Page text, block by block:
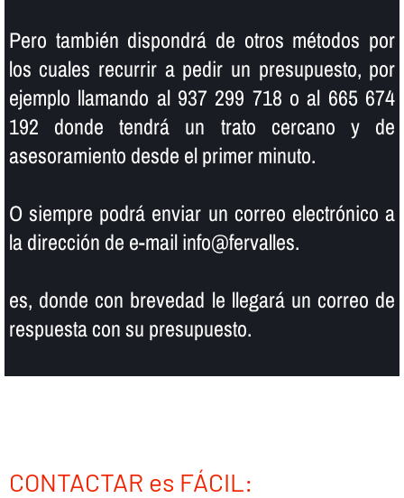
Pero también dispondrá de otros métodos por
los cuales recurrir a pedir un presupuesto, por
ejemplo llamando al 937 299 718 o al 665 674
192 donde tendrá un trato cercano y de
asesoramiento desde el primer minuto.
O siempre podrá enviar un correo electrónico a
la dirección de e-mail info@fervalles.
es, donde con brevedad le llegará un correo de
respuesta con su presupuesto.
CONTACTAR es FÁCIL: